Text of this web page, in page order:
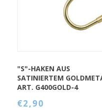
"S"-HAKEN AUS
SATINIERTEM
ART. G400GOLD-4
€2,90